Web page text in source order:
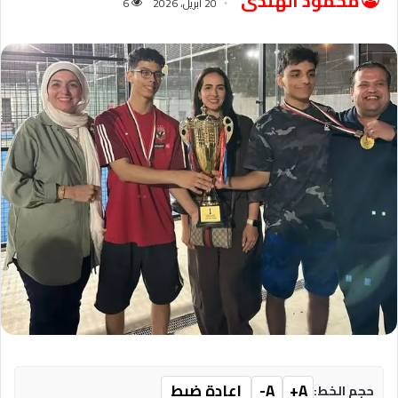
حجم الخط: A+
A- إعادة ضبط